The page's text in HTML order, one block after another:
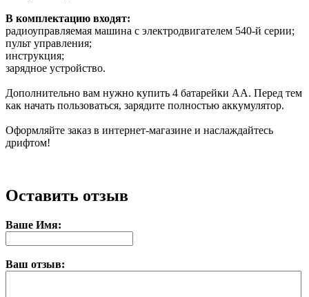
В комплектацию входят:
радиоуправляемая машина с электродвигателем 540-й серии;
пульт управления;
инструкция;
зарядное устройство.
Дополнительно вам нужно купить 4 батарейки АА. Перед тем
как начать пользоваться, зарядите полностью аккумулятор.
Оформляйте заказ в интернет-магазине и наслаждайтесь
дрифтом!
Оставить отзыв
Ваше Имя:
Ваш отзыв: